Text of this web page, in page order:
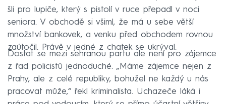
šli pro lupiče, který s pistolí v ruce přepadl v noci
seniora. V obchodě si všiml, že má u sebe větší
množství bankovek, a venku před obchodem rovnou
zaútočil. Právě v jedné z chatek se ukrýval.
Dostat se mezi sehranou partu ale není pro zájemce
z řad policistů jednoduché. „Máme zájemce nejen z
Prahy, ale z celé republiky, bohužel ne každý u nás
pracovat může,“ řekl kriminalista. Uchazeče láká i